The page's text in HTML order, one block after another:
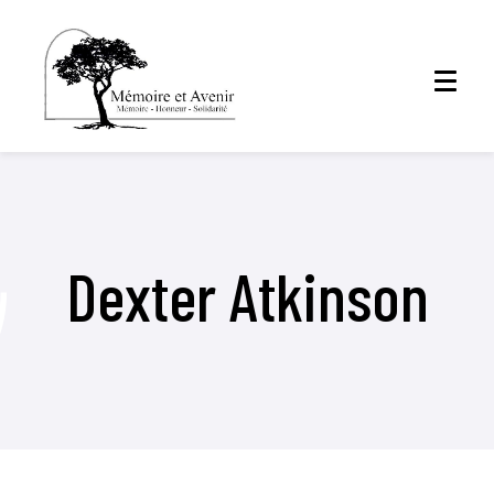
Dexter Atkinson